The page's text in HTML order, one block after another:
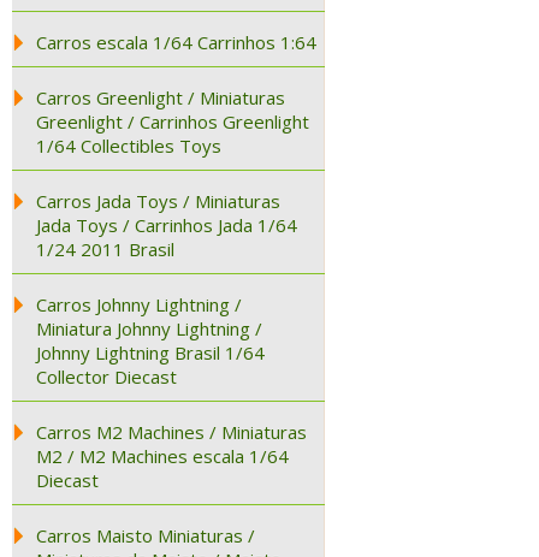
Carros escala 1/64 Carrinhos 1:64
Carros Greenlight / Miniaturas
Greenlight / Carrinhos Greenlight
1/64 Collectibles Toys
Carros Jada Toys / Miniaturas
Jada Toys / Carrinhos Jada 1/64
1/24 2011 Brasil
Carros Johnny Lightning /
Miniatura Johnny Lightning /
Johnny Lightning Brasil 1/64
Collector Diecast
Carros M2 Machines / Miniaturas
M2 / M2 Machines escala 1/64
Diecast
Carros Maisto Miniaturas /